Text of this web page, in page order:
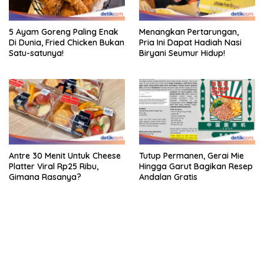
5 Ayam Goreng Paling Enak
Di Dunia, Fried Chicken Bukan
Satu-satunya!
Menangkan Pertarungan,
Pria Ini Dapat Hadiah Nasi
Biryani Seumur Hidup!
Antre 30 Menit Untuk Cheese
Platter Viral Rp25 Ribu,
Gimana Rasanya?
Tutup Permanen, Gerai Mie
Hingga Garut Bagikan Resep
Andalan Gratis